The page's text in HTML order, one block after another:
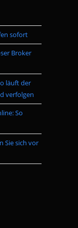
the
sofort
Broker
läuft der
verfolgen
So
Sie sich vor